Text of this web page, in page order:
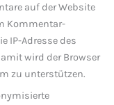
auf der Website
Kommentar-
IP-Adresse des
wird der Browser
zu unterstützen.